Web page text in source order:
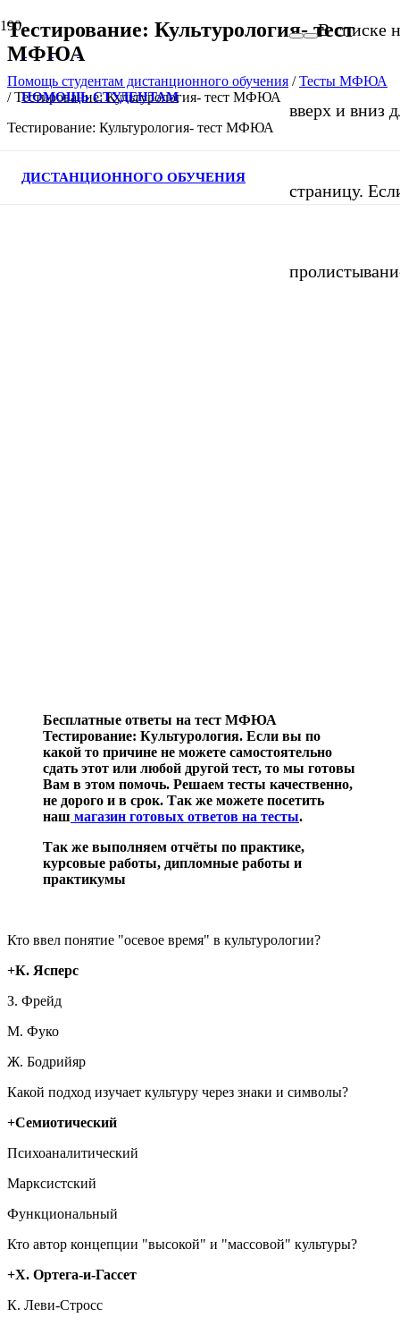
ПОМОЩЬ СТУДЕНТАМ
ДИСТАНЦИОННОГО ОБУЧЕНИЯ
В списке
вверх и вниз
страницу.
Тестирование: Культурология- тест
МФЮА
Помощь студентам дистанционного обучения /Тесты МФЮА
/Тестирование: Культурология- тест МФЮА
Тестирование: Культурология- тест МФЮА
Бесплатные ответы на тест МФЮА
Тестирование: Культурология. Если вы по
какой то причине не можете самостоятельно
сдать этот или любой другой тест, то мы готовы
Вам в этом помочь. Решаем тесты качественно,
не дорого и в срок. Так же можете посетить
наш магазин готовых ответов на тесты.
Так же выполняем отчёты по практике,
курсовые работы, дипломные работы и
практикумы
Кто ввел понятие "осевое время" в культурологии?
+К. Ясперс
З. Фрейд
М. Фуко
Ж. Бодрийяр
Какой подход изучает культуру через знаки и символы?
+Семиотический
Психоаналитический
Марксистский
Функциональный
Кто автор концепции "высокой" и "массовой" культуры?
+Х. Ортега-и-Гассет
К. Леви-Стросс